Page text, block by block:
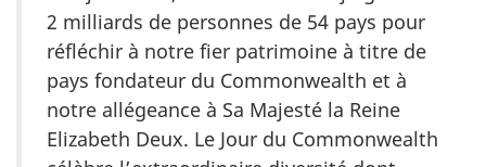
2 milliards de personnes de 54 pays pour
réfléchir à notre fier patrimoine à titre de
pays fondateur du Commonwealth et à
notre allégeance à Sa Majesté la Reine
Elizabeth Deux. Le Jour du Commonwealth